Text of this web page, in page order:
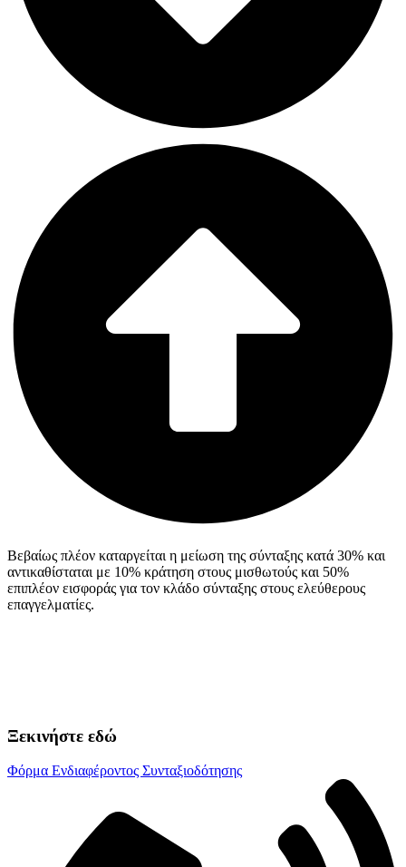
Βεβαίως πλέον καταργείται η μείωση της σύνταξης κατά 30% και
αντικαθίσταται με 10% κράτηση στους μισθωτούς και 50%
επιπλέον εισφοράς για τον κλάδο σύνταξης στους ελεύθερους
επαγγελματίες.
Ξεκινήστε εδώ
Φόρμα Ενδιαφέροντος Συνταξιοδότησης